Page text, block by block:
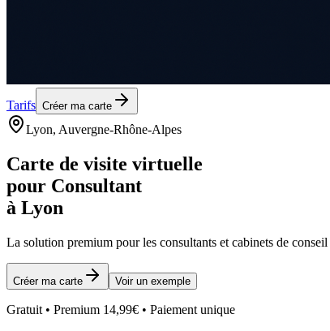
Tarifs Créer ma carte
Lyon, Auvergne-Rhône-Alpes
Carte de visite virtuelle
pour Consultant
à Lyon
La solution premium pour les consultants et cabinets de conseil
Créer ma carte Voir un exemple
Gratuit • Premium 14,99€ • Paiement unique